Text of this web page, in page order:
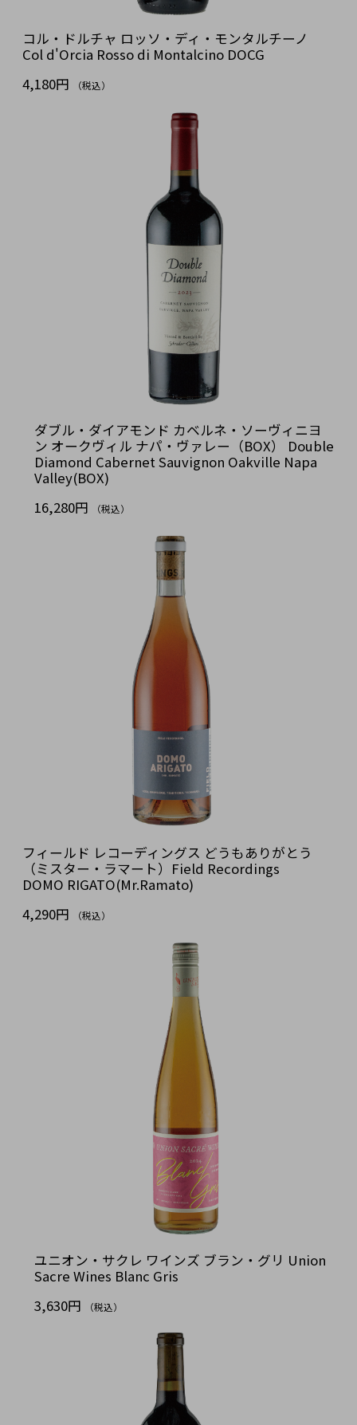
コル・ドルチャ ロッソ・ディ・モンタルチーノ
Col d'Orcia Rosso di Montalcino DOCG
4,180円
（税込）
ダブル・ダイアモンド カベルネ・ソーヴィニヨ
ン オークヴィル ナパ・ヴァレー（BOX） Double
Diamond Cabernet Sauvignon Oakville Napa
Valley(BOX)
16,280円
（税込）
フィールド レコーディングス どうもありがとう
（ミスター・ラマート）Field Recordings
DOMO RIGATO(Mr.Ramato)
4,290円
（税込）
ユニオン・サクレ ワインズ ブラン・グリ Union
Sacre Wines Blanc Gris
3,630円
（税込）